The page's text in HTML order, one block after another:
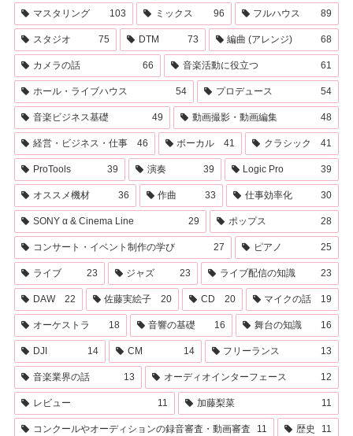
マスタリング 103 ミックス 96 フルハウス 89
スタジオ 75 DTM 73 編曲 (アレンジ) 68
カメラの話 66 音楽活動に役立つ 61
ホール・ライブハウス 54 プロデュース 54
音楽ビジネス基礎 49 動画撮影・動画編集 48
経営・ビジネス・仕事 46 ボーカル 41 クラシック 41
ProTools 39 演奏 39 Logic Pro 39
オススメ機材 36 作曲 33 仕事効率化 30
SONY α & Cinema Line 29 ポップス 28
コンサート・イベント制作の学び 27 ピアノ 25
ライブ 23 ジャズ 23 ライブ配信の知識 23
DAW 22 佐藤実絵子 20 CD 20 マイクの話 19
オーケストラ 18 音響の基礎 16 舞台の知識 16
DJI 14 CM 14 フリーランス 13
音楽業界の話 13 オーディオインターフェース 12
レビュー 11 加藤梨菜 11
コンクールやオーディションの録音審査・動画審査 11 歴史 11